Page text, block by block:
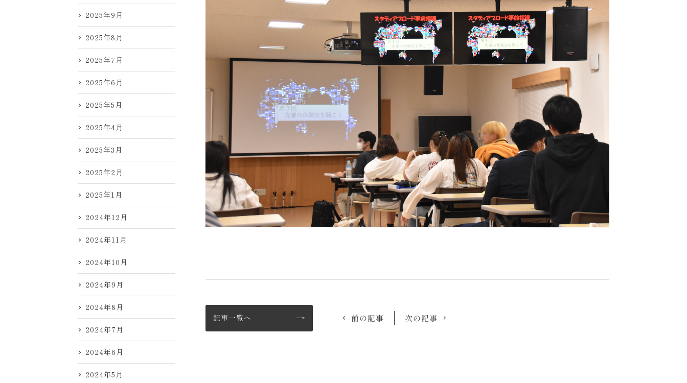
2025年9月
2025年8月
2025年7月
2025年6月
2025年5月
2025年4月
2025年3月
2025年2月
2025年1月
2024年12月
2024年11月
2024年10月
2024年9月
2024年8月
2024年7月
2024年6月
2024年5月
記事一覧へ 前の記事 次の記事